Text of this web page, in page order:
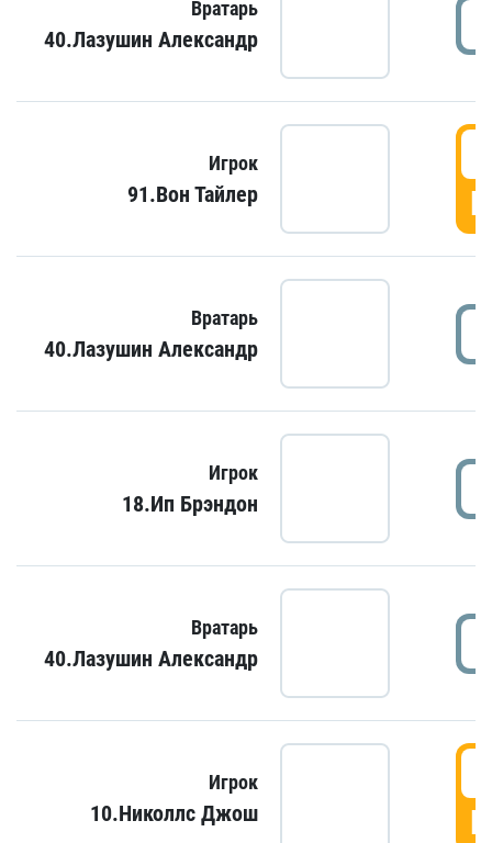
Вратарь
40.Лазушин Александр
Игрок
91.Вон Тайлер
Вратарь
40.Лазушин Александр
Игрок
18.Ип Брэндон
Вратарь
40.Лазушин Александр
Игрок
10.Николлс Джош